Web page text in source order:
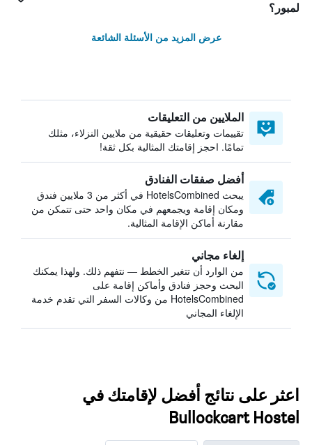
لمبور؟
عرض المزيد من الأسئلة الشائعة
الملايين من التعليقات
تقييمات وتعليقات حقيقية من ملايين النزلاء، مثلك
تمامًا. احجز إقامتك المثالية بكل ثقة!
أفضل صفقات الفنادق
يبحث HotelsCombined في أكثر من 3 ملايين فندق
ومكان إقامة ويجمعهم في مكان واحد حتى تتمكن من
مقارنة أماكن الإقامة المثالية.
إلغاء مجاني
من الوارد أن تتغير الخطط — نتفهم ذلك. ولهذا يمكنك
البحث وحجز فنادق وأماكن إقامة على
HotelsCombined من وكالات السفر التي تقدم خدمة
الإلغاء المجاني
اعثر على نتائج أفضل لإقامتك في
Bullockcart Hostel